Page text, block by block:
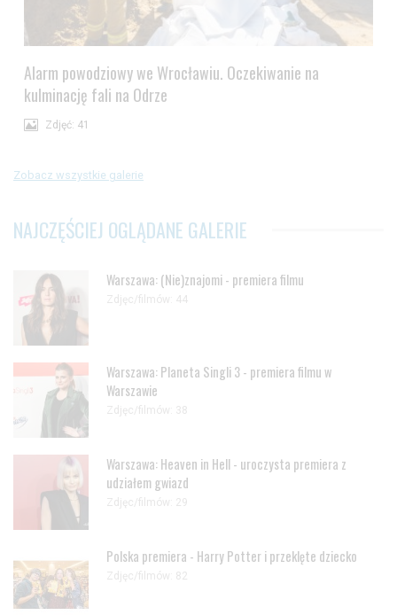
Alarm powodziowy we Wrocławiu. Oczekiwanie na
kulminację fali na Odrze
Zdjęć: 41
Zobacz wszystkie galerie
NAJCZĘŚCIEJ OGLĄDANE GALERIE
Warszawa: (Nie)znajomi - premiera filmu
Zdjęc/filmów: 44
Warszawa: Planeta Singli 3 - premiera filmu w
Warszawie
Zdjęc/filmów: 38
Warszawa: Heaven in Hell - uroczysta premiera z
udziałem gwiazd
Zdjęc/filmów: 29
Polska premiera - Harry Potter i przeklęte dziecko
Zdjęc/filmów: 82